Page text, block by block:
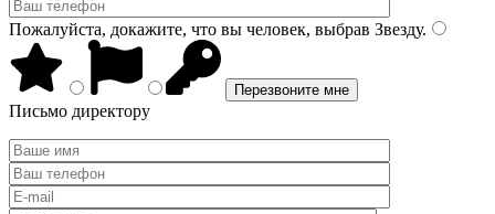
Пожалуйста, докажите, что вы человек, выбрав Звезду.
Письмо директору